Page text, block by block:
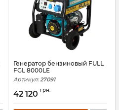
Генератор бензиновый FULL
FGL 8000LE
Артикул: 27091
42 120 грн.